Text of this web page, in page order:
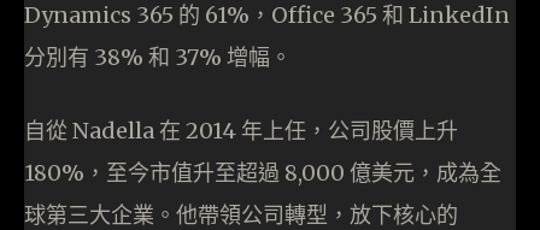
Dynamics 365 的 61%，Office 365 和 LinkedIn
分別有 38% 和 37% 增幅。
自從 Nadella 在 2014 年上任，公司股價上升
180%，至今市值升至超過 8,000 億美元，成為全
球第三大企業。他帶領公司轉型，放下核心的